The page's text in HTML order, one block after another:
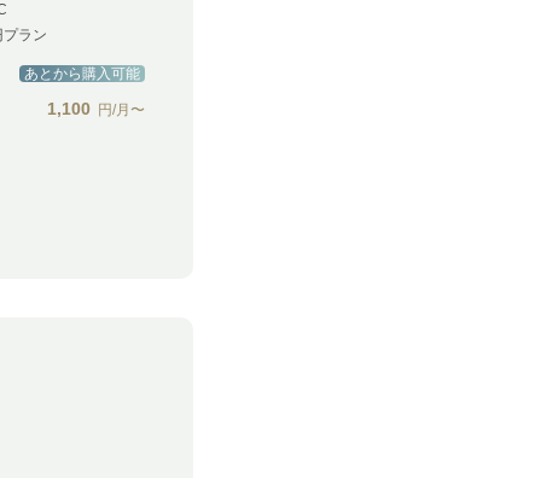
プラン
あとから購入可能
1,100 円/月〜